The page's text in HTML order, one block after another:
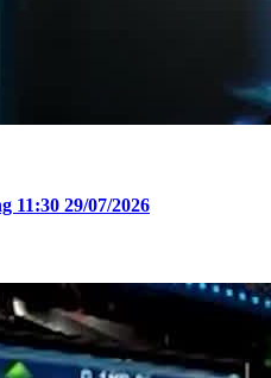
11:30 29/07/2026